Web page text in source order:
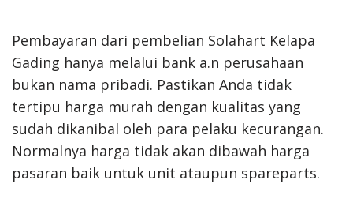
Pembayaran dari pembelian Solahart Kelapa
Gading hanya melalui bank a.n perusahaan
bukan nama pribadi. Pastikan Anda tidak
tertipu harga murah dengan kualitas yang
sudah dikanibal oleh para pelaku kecurangan.
Normalnya harga tidak akan dibawah harga
pasaran baik untuk unit ataupun spareparts.